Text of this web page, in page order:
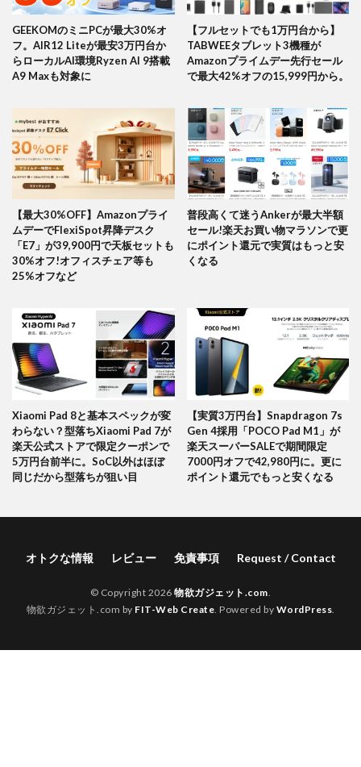
GEEKOMのミニPCが最大30%オ
フ。AIR12 Liteが最安3万円台か
らローカルAI環境Ryzen AI 9搭載
A9 Maxも対象に
【フルセットでも1万円台から】
TABWEEタブレット3機種が
Amazonプライムデー先行セール
で最大42%オフの15,999円から。
【最大30%OFF】Amazonプライ
ムデーでFlexiSpot昇降デスク
「E7」が39,900円で天板セットも
30%オフ!オフィスチェア等も
25%オフなど
普段高くて迷うAnkerが最大半額
セール!楽天お買い物マラソンで更
にポイント還元で実質はもっと安
くなる
Xiaomi Pad 8と基本スペックが変
わらない？型落ちXiaomi Pad 7が
楽天公式ストアで限定クーポンで
5万円台前半に。SoC以外はほぼ
同じだから型落ちが狙い目
【実質3万円台】Snapdragon 7s
Gen 4採用「POCO Pad M1」が
楽天スーパーSALEで期間限定
7000円オフで42,980円に。更に
ポイント還元でもっと安くなる
オトクな情報 レビュー 免責事項 Request / Contact
© Copyright 2026物欲ガジェット.com
物欲ガジェット.com by FIT-Web Create . Powered by WordPress